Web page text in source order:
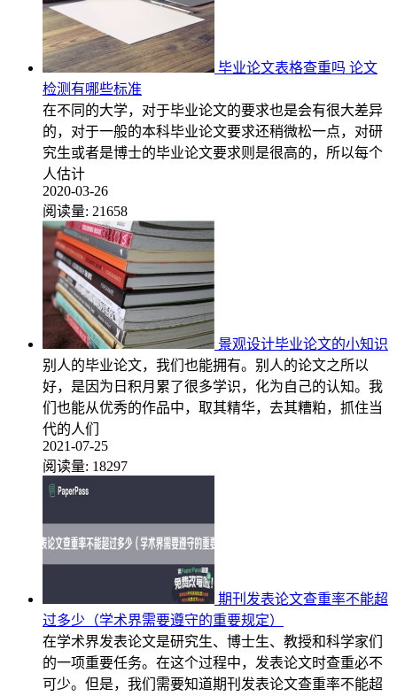
毕业论文表格查重吗 论文
检测有哪些标准
在不同的大学，对于毕业论文的要求也是会有很大差异
的，对于一般的本科毕业论文要求还稍微松一点，对研
究生或者是博士的毕业论文要求则是很高的，所以每个
人估计
2020-03-26
阅读量: 21658
景观设计毕业论文的小知识
别人的毕业论文，我们也能拥有。别人的论文之所以
好，是因为日积月累了很多学识，化为自己的认知。我
们也能从优秀的作品中，取其精华，去其糟粕，抓住当
代的人们
2021-07-25
阅读量: 18297
期刊发表论文查重率不能超
过多少（学术界需要遵守的重要规定）
在学术界发表论文是研究生、博士生、教授和科学家们
的一项重要任务。在这个过程中，发表论文时查重必不
可少。但是，我们需要知道期刊发表论文查重率不能超